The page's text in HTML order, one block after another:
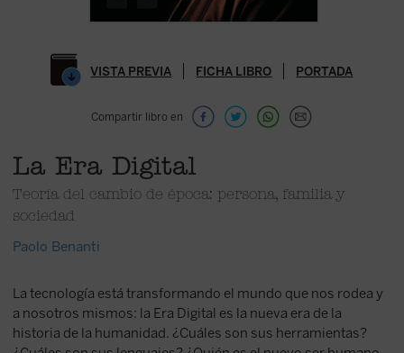
VISTA PREVIA FICHA LIBRO PORTADA
Compartir libro en
La Era Digital
Teoría del cambio de época: persona, familia y
sociedad
Paolo Benanti
La tecnología está transformando el mundo que nos rodea y
a nosotros mismos: la Era Digital es la nueva era de la
historia de la humanidad. ¿Cuáles son sus herramientas?